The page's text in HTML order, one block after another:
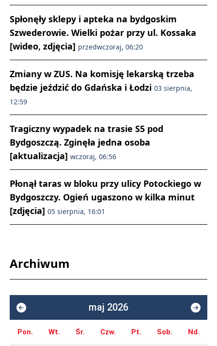
Spłonęły sklepy i apteka na bydgoskim
Szwederowie. Wielki pożar przy ul. Kossaka
[wideo, zdjęcia] przedwczoraj, 06:20
Zmiany w ZUS. Na komisję lekarską trzeba
będzie jeździć do Gdańska i Łodzi 03 sierpnia,
12:59
Tragiczny wypadek na trasie S5 pod
Bydgoszczą. Zginęła jedna osoba
[aktualizacja] wczoraj, 06:56
Płonął taras w bloku przy ulicy Potockiego w
Bydgoszczy. Ogień ugaszono w kilka minut
[zdjęcia] 05 sierpnia, 16:01
Archiwum
maj 2026
Pon. Wt. Śr. Czw. Pt. Sob. Nd.